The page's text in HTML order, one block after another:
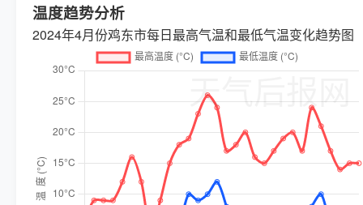
温度趋势分析
2024年4月份鸡东市每日最高气温和最低气温变化趋势图